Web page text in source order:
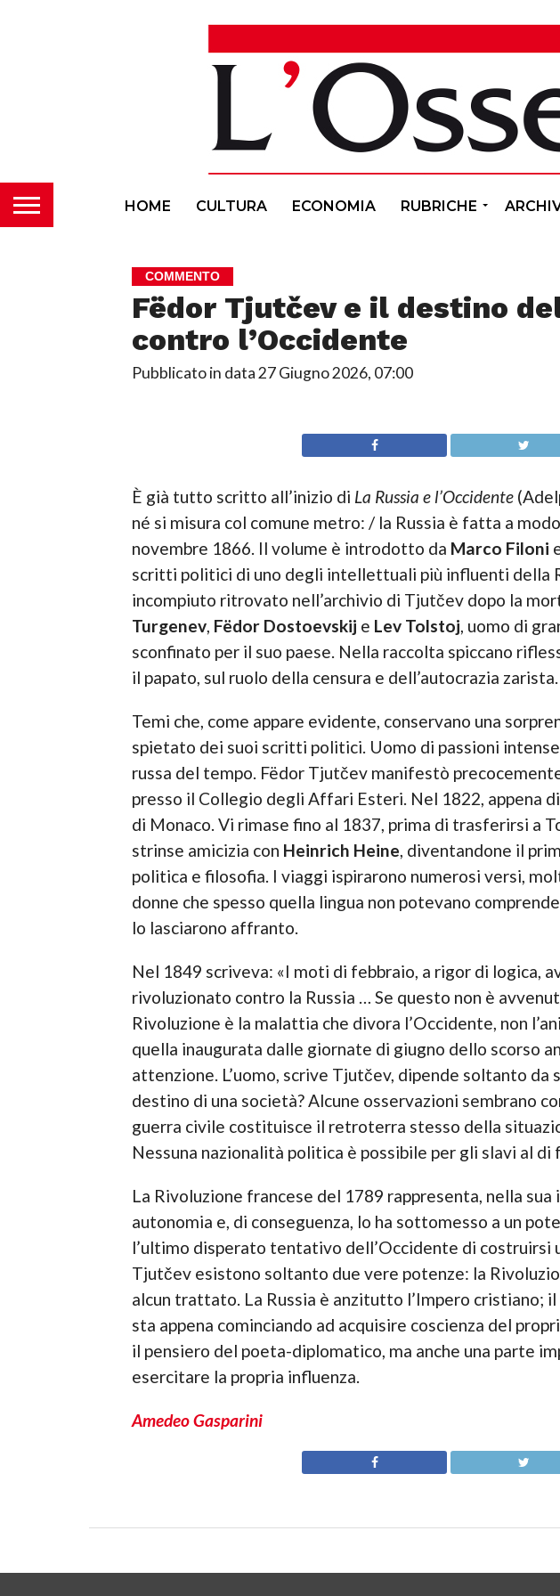
HOME CULTURA ECONOMIA RUBRICHE
COMMENTO
Fëdor Tjutčev e il destino
contro l’Occidente
Pubblicato in data27 Giugno 2026, 07:00
È già tutto scritto all’inizio di La Russia e l’Occidente
né si misura col comune metro: / la Russia è fatta a
novembre 1866. Il volume è introdotto da Marco Filoni
scritti politici di uno degli intellettuali più influenti
incompiuto ritrovato nell’archivio di Tjutčev dopo la
Turgenev, Fëdor Dostoevskij e Lev Tolstoj, uomo di
sconfinato per il suo paese. Nella raccolta spiccano
il papato, sul ruolo della censura e dell’autocrazia zarista.
Temi che, come appare evidente, conservano una
spietato dei suoi scritti politici. Uomo di passioni
russa del tempo. Fëdor Tjutčev manifestò
presso il Collegio degli Affari Esteri. Nel 1822, appena
di Monaco. Vi rimase fino al 1837, prima di trasferirsi a
strinse amicizia con Heinrich Heine, diventandone il
politica e filosofia. I viaggi ispirarono numerosi versi,
donne che spesso quella lingua non potevano
lo lasciarono affranto.
Nel 1849 scriveva: «I moti di febbraio, a rigor di logica,
rivoluzionato contro la Russia … Se questo non è
Rivoluzione è la malattia che divora l’Occidente, non
quella inaugurata dalle giornate di giugno dello scorso
attenzione. L’uomo, scrive Tjutčev, dipende soltanto
destino di una società? Alcune osservazioni sembrano
guerra civile costituisce il retroterra stesso della
Nessuna nazionalità politica è possibile per gli slavi al di
La Rivoluzione francese del 1789 rappresenta, nella
autonomia e, di conseguenza, lo ha sottomesso a un
l’ultimo disperato tentativo dell’Occidente di
Tjutčev esistono soltanto due vere potenze: la
alcun trattato. La Russia è anzitutto l’Impero cristiano;
sta appena cominciando ad acquisire coscienza del
il pensiero del poeta-diplomatico, ma anche una parte
esercitare la propria influenza.
Amedeo Gasparini